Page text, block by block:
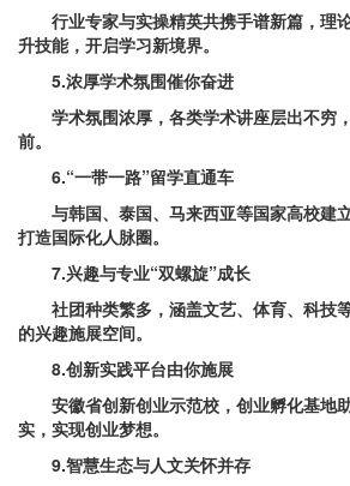
行业专家与实操精英共携手谱新篇，理
升技能，开启学习新境界。
5.浓厚学术氛围催你奋进
学术氛围浓厚，各类学术讲座层出不穷
前。
6.“一带一路”留学直通车
与韩国、泰国、马来西亚等国家高校建
打造国际化人脉圈。
7.兴趣与专业“双螺旋”成长
社团种类繁多，涵盖文艺、体育、科技
的兴趣施展空间。
8.创新实践平台由你施展
安徽省创新创业示范校，创业孵化基地
实，实现创业梦想。
9.智慧生态与人文关怀并存